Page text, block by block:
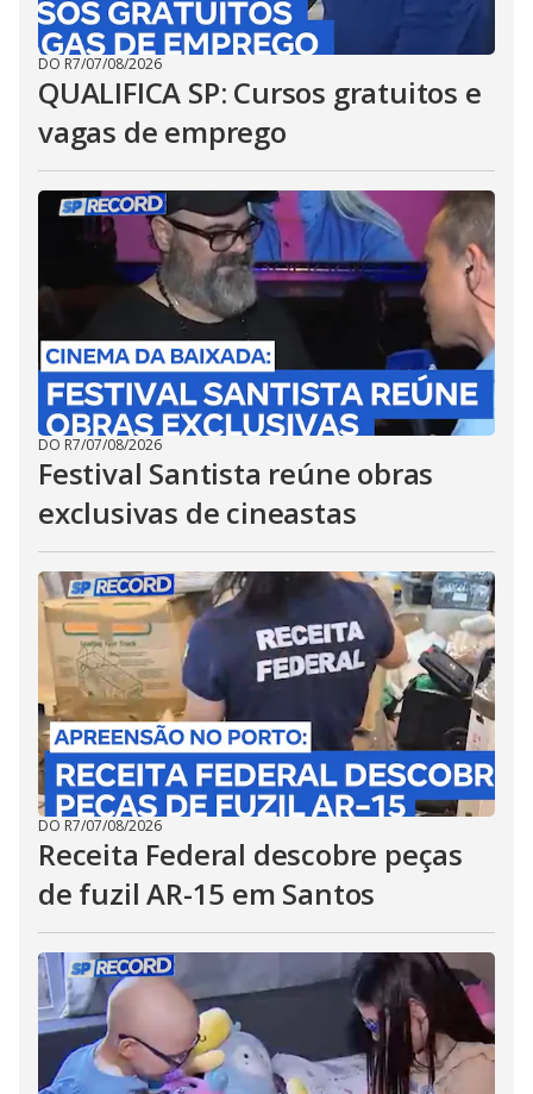
DO R7/07/08/2026
QUALIFICA SP: Cursos gratuitos e
vagas de emprego
DO R7/07/08/2026
Festival Santista reúne obras
exclusivas de cineastas
DO R7/07/08/2026
Receita Federal descobre peças
de fuzil AR-15 em Santos